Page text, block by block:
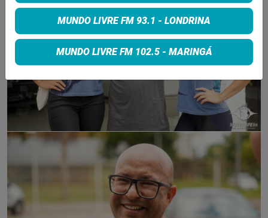
MUNDO LIVRE FM 93.1 - LONDRINA
MUNDO LIVRE FM 102.5 - MARINGÁ